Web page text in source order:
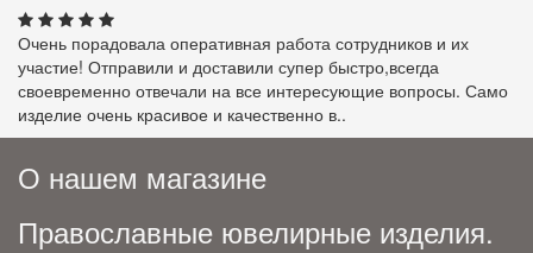
Очень порадовала оперативная работа сотрудников и их
участие! Отправили и доставили супер быстро,всегда
своевременно отвечали на все интересующие вопросы. Само
изделие очень красивое и качественно в..
О нашем магазине
Православные ювелирные изделия.